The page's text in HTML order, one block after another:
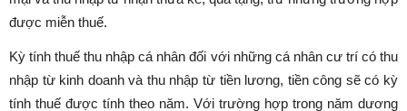
được miễn thuế.
Kỳ tính thuế thu nhập cá nhân đối với những cá nhân cư trí có thu
nhập từ kinh doanh và thu nhập từ tiền lương, tiền công sẽ có kỳ
tính thuế được tính theo năm. Với trường hợp trong năm dương